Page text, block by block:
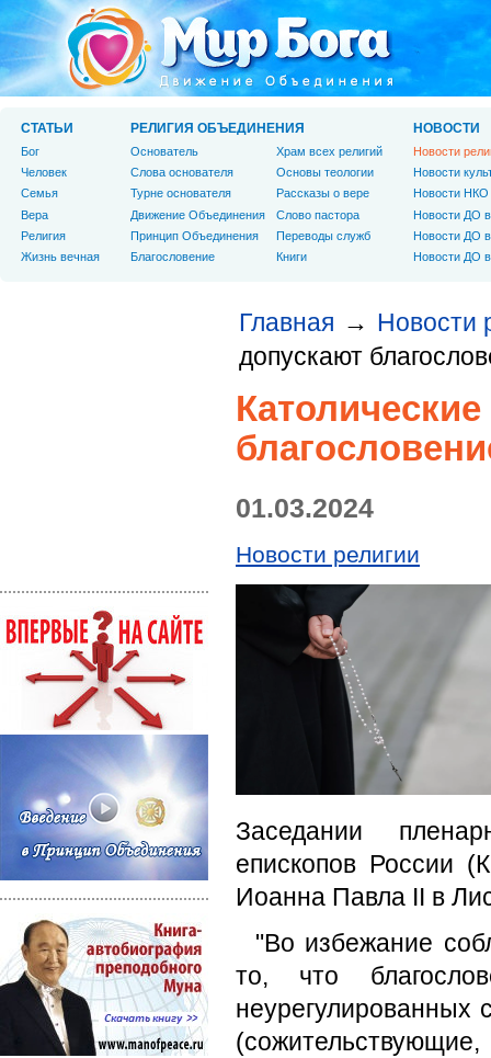
Главная → Новости
допускают
01.03.2024
Новости религии
Заседании
епископов России
Иоанна Павла II в
"Во избежание
то, что
неурегулированных
СТАТЬИ
Бог
Человек
Cемья
Вера
Религия
Жизнь вечная
РЕЛИГИЯ ОБЪЕДИНЕНИЯ
Основатель
Слова основателя
Турне основателя
Движение Объединения
Принцип Объединения
Благословение
Храм всех религий
Основы теологии
Рассказы о вере
Слово пастора
Переводы служб
Книги
НОВОСТИ
Новости
Новости
Новости НКО
Новости ДО
Новости ДО
Новости ДО